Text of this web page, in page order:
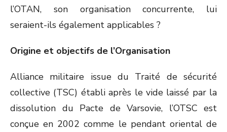
l’OTAN, son organisation concurrente, lui
seraient-ils également applicables ?
Origine et objectifs de l’Organisation
Alliance militaire issue du Traité de sécurité
collective (TSC) établi après le vide laissé par la
dissolution du Pacte de Varsovie, l’OTSC est
conçue en 2002 comme le pendant oriental de